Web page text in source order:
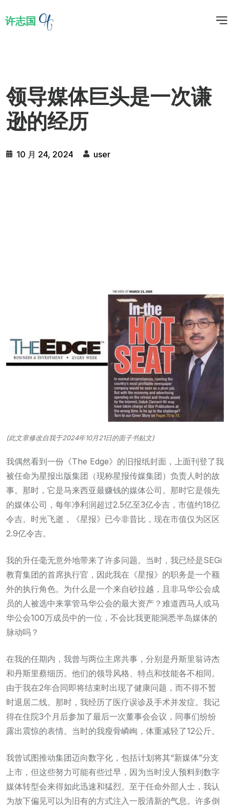
许志国
领导媒体巨头是一次谦
逊的经历
10 月 24, 2024 user
(此文章修改自我于2024年10月21日的面子书贴文)
我偶然看到一份《The Edge》的旧报纸封面，上面刊登了我
被任命为星报出版集团（现称星报传媒集团）负责人时的故
事。那时，它是马来西亚最赚钱的媒体公司。那时它是领先
的媒体公司，每年净利润超过2.5亿至3亿令吉，市值约18亿
令吉。时光飞逝，《星报》已今非昔比，现在市值仅为区区
2.9亿令吉。
我的升任毫无意外地带来了许多问题。当时，我已经是SEGi
教育集团的首席执行官，因此我在《星报》的职务是一个额
外的执行角色。为什么是一个来自砂拉越，且非马华公会成
员的人被选中来掌管马华公会的最大资产？难道西马人或马
华公会100万成员中的一位，不会比我更能洞悉半岛媒体的
脉动吗？
在我的任期内，我曾与两位主席共事，分别是丹斯里翁诗杰
和丹斯里蔡细历。他们的领导风格、特点和技能各不相同。
由于我在2年合同即将结束时出现了健康问题，而不得不暂
时退居二线。那时，我经历了医疗误诊及手术并发症。我记
得在住院3个月后参加了最后一次董事会会议，同事们纷纷
露出震惊的表情。当时的我瘦骨嶙峋，体重减轻了12公斤。
我曾试图推动集团迈向数字化，包括计划将其“新媒体”分支
上市，但这些努力可能有些过早，因为当时没人预料到数字
媒体转型会来得如此迅速和猛烈。至于任命外部人士，我认
为放下偏见可以为旧有的方式注入一股清新的气息。许多倒